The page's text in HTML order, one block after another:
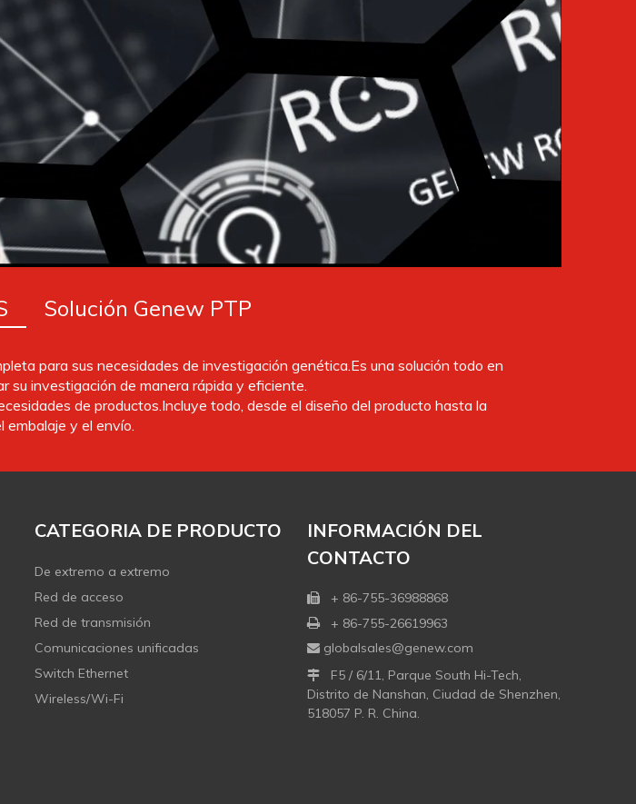
Solución Genew PTP
para sus necesidades de investigación genética.Es una solución todo en
su investigación de manera rápida y eficiente.
de productos.Incluye todo, desde el diseño del producto hasta la
embalaje y el envío.
CATEGORIA DE PRODUCTO
De extremo a extremo
Red de acceso
Red de transmisión
Comunicaciones unificadas
Switch Ethernet
Wireless/Wi-Fi
INFORMACIÓN DEL
CONTACTO
 + 86-755-36988868
 + 86-755-26619963
 globalsales@genew.com
 F5 / 6/11, Parque South Hi-Tech,
Distrito de Nanshan, Ciudad de Shenzhen,
518057 P. R. China.